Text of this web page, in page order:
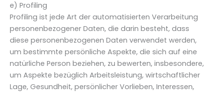
e) Profiling
Profiling ist jede Art der automatisierten Verarbeitung
personenbezogener Daten, die darin besteht, dass
diese personenbezogenen Daten verwendet werden,
um bestimmte persönliche Aspekte, die sich auf eine
natürliche Person beziehen, zu bewerten, insbesondere,
um Aspekte bezüglich Arbeitsleistung, wirtschaftlicher
Lage, Gesundheit, persönlicher Vorlieben, Interessen,